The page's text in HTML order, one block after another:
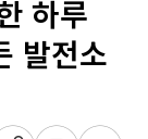
하루
발전소